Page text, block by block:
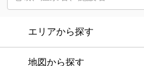
エリアから探す
地図から探す